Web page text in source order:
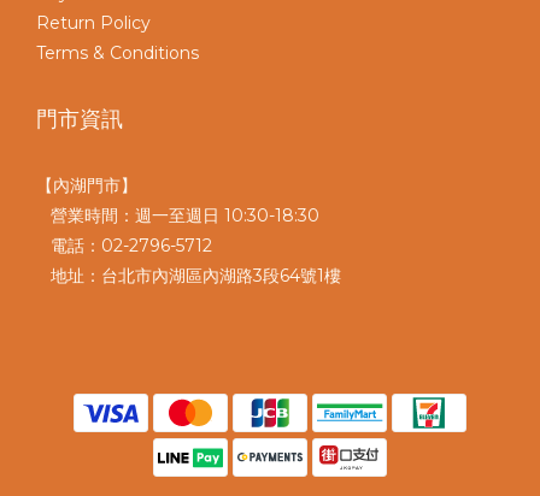
Return Policy
Terms & Conditions
門市資訊
【內湖門市】
營業時間：週一至週日 10:30-18:30
電話：02-2796-5712
地址：台北市內湖區內湖路3段64號1樓